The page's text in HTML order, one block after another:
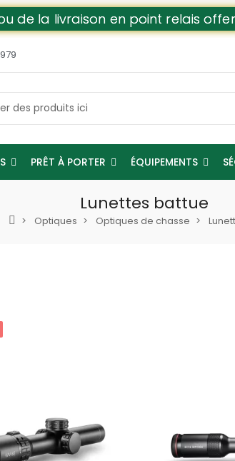
de la livraison en point relais
PRÊT À PORTER ÉQUIPEMENTS
Lunettes battue
Optiques Optiques de chasse